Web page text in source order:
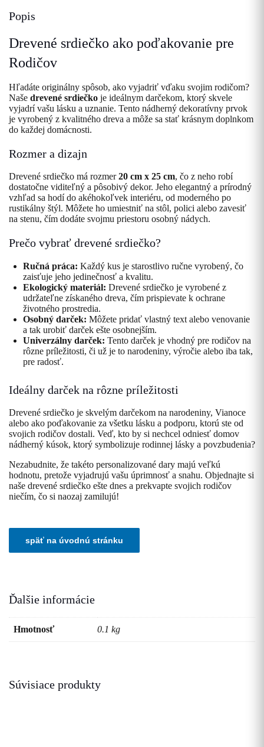
Popis
Drevené srdiečko ako poďakovanie pre
Rodičov
Hľadáte originálny spôsob, ako vyjadriť vďaku svojim rodičom?
Naše drevené srdiečko je ideálnym darčekom, ktorý skvele
vyjadrí vašu lásku a uznanie. Tento nádherný dekoratívny prvok
je vyrobený z kvalitného dreva a môže sa stať krásnym doplnkom
do každej domácnosti.
Rozmer a dizajn
Drevené srdiečko má rozmer20 cm x 25 cm, čo z neho robí
dostatočne viditeľný a pôsobivý dekor. Jeho elegantný a prírodný
vzhľad sa hodí do akéhokoľvek interiéru, od moderného po
rustikálny štýl. Môžete ho umiestniť na stôl, polici alebo zavesiť
na stenu, čím dodáte svojmu priestoru osobný nádych.
Prečo vybrať drevené srdiečko?
Ručná práca: Každý kus je starostlivo ručne vyrobený, čo
zaisťuje jeho jedinečnosť a kvalitu.
Ekologický materiál: Drevené srdiečko je vyrobené z
udržateľne získaného dreva, čím prispievate k ochrane
životného prostredia.
Osobný darček: Môžete pridať vlastný text alebo venovanie
a tak urobiť darček ešte osobnejším.
Univerzálny darček: Tento darček je vhodný pre rodičov na
rôzne príležitosti, či už je to narodeniny, výročie alebo iba tak,
pre radosť.
Ideálny darček na rôzne príležitosti
Drevené srdiečko je skvelým darčekom na narodeniny, Vianoce
alebo ako poďakovanie za všetku lásku a podporu, ktorú ste od
svojich rodičov dostali. Veď, kto by si nechcel odniesť domov
nádherný kúsok, ktorý symbolizuje rodinnej lásky a povzbudenia?
Nezabudnite, že takéto personalizované dary majú veľkú
hodnotu, pretože vyjadrujú vašu úprimnosť a snahu. Objednajte si
naše drevené srdiečko ešte dnes a prekvapte svojich rodičov
niečím, čo si naozaj zamilujú!
Ďalšie informácie
Hmotnosť 0.1 kg
Súvisiace produkty